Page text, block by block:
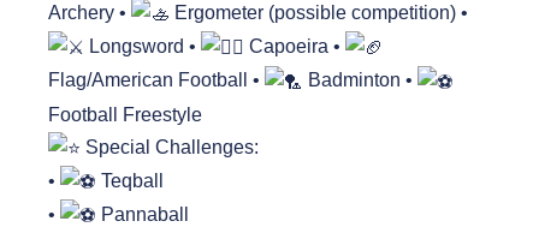
Archery •
Ergometer (possible competition) •
Longsword •
Capoeira •
Flag/American Football •
Badminton •
Football Freestyle
Special Challenges:
•
Teqball
•
Pannaball